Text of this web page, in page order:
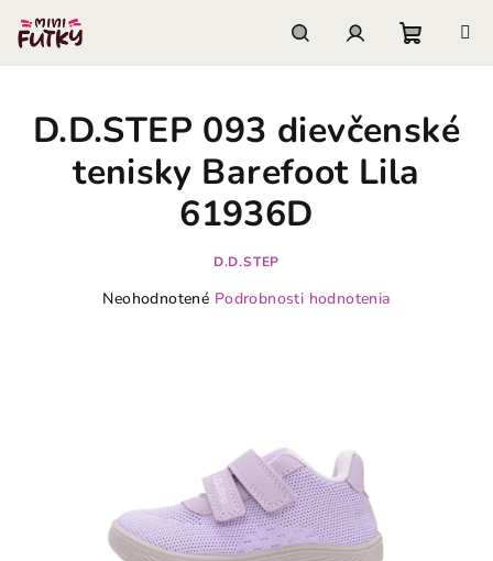
obsah
košík
D.D.STEP 093 dievčenské
tenisky Barefoot Lila
61936D
D.D.STEP
Priemerné
Neohodnotené Podrobnosti hodnotenia